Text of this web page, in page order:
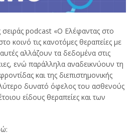
σειράς podcast «Ο Ελέφαντας στο
κοινό τις κανοτόμες θεραπείες με
αλλάζουν τα δεδομένα στις
ενώ παράλληλα αναδεικνύουν τη
και της διεπιστημονικής
δυνατό όφελος του ασθενούς
είδους θεραπείες και των